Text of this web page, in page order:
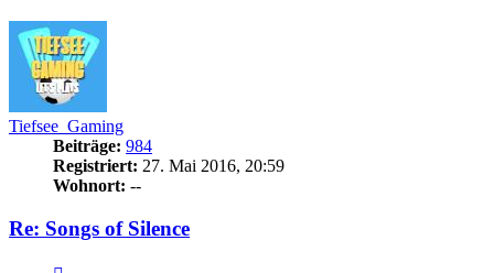
Tiefsee_Gaming
Beiträge: 984
Registriert: 27. Mai 2016, 20:59
Wohnort: --
Re: Songs of Silence